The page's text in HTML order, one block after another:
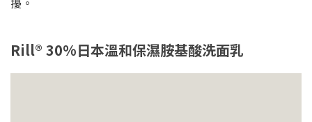
Rill® 30%日本溫和保濕胺基酸洗面乳